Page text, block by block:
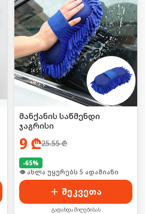
მანქანის საწმენდი
ჯაგრისი
9 ₾25.55₾
-65%
🛒 ბოლო 24სთ-ში იყიდა 53-მა
შეკვეთა
გადახდა მიღებისას